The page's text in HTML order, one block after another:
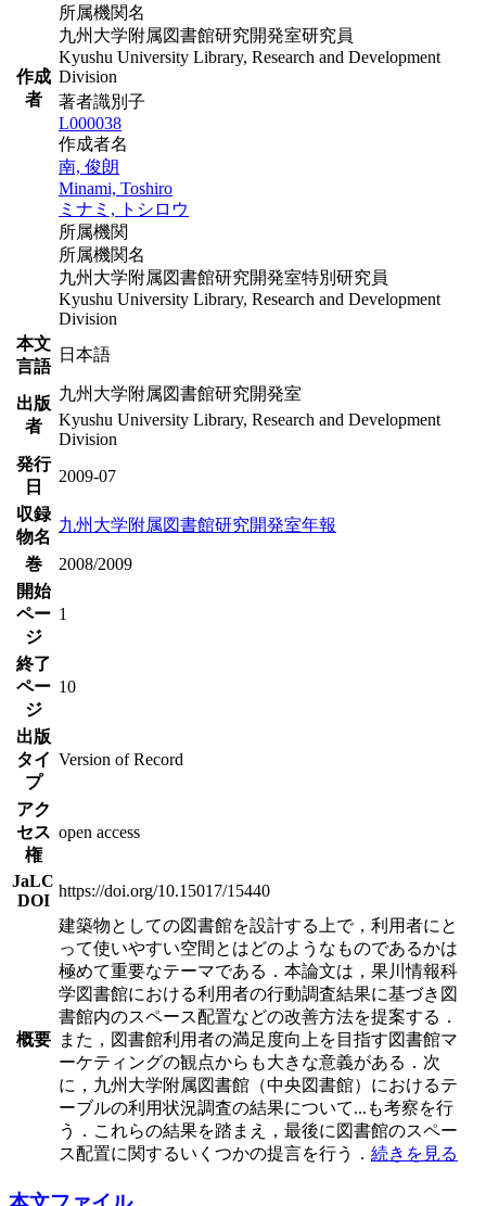
作成
者
所属機関名
九州大学附属図書館研究開発室研究員
Kyushu University Library, Research and Development
Division
著者識別子
L000038
作成者名
南, 俊朗
Minami, Toshiro
ミナミ, トシロウ
所属機関
所属機関名
九州大学附属図書館研究開発室特別研究員
Kyushu University Library, Research and Development
Division
本文
言語
日本語
出版
者
九州大学附属図書館研究開発室
Kyushu University Library, Research and Development
Division
発行
日
2009-07
収録
物名
九州大学附属図書館研究開発室年報
巻
2008/2009
開始
ペー
ジ
1
終了
ペー
ジ
10
出版
タイ
プ
Version of Record
アク
セス
権
open access
JaLC
DOI
https://doi.org/10.15017/15440
概要
建築物としての図書館を設計する上で，利用者にと
って使いやすい空間とはどのようなものであるかは
極めて重要なテーマである．本論文は，果川情報科
学図書館における利用者の行動調査結果に基づき図
書館内のスペース配置などの改善方法を提案する．
また，図書館利用者の満足度向上を目指す図書館マ
ーケティングの観点からも大きな意義がある．次
に，九州大学附属図書館（中央図書館）におけるテ
ーブルの利用状況調査の結果について... も考察を行
う．これらの結果を踏まえ，最後に図書館のスペー
ス配置に関するいくつかの提言を行う． 続きを見る